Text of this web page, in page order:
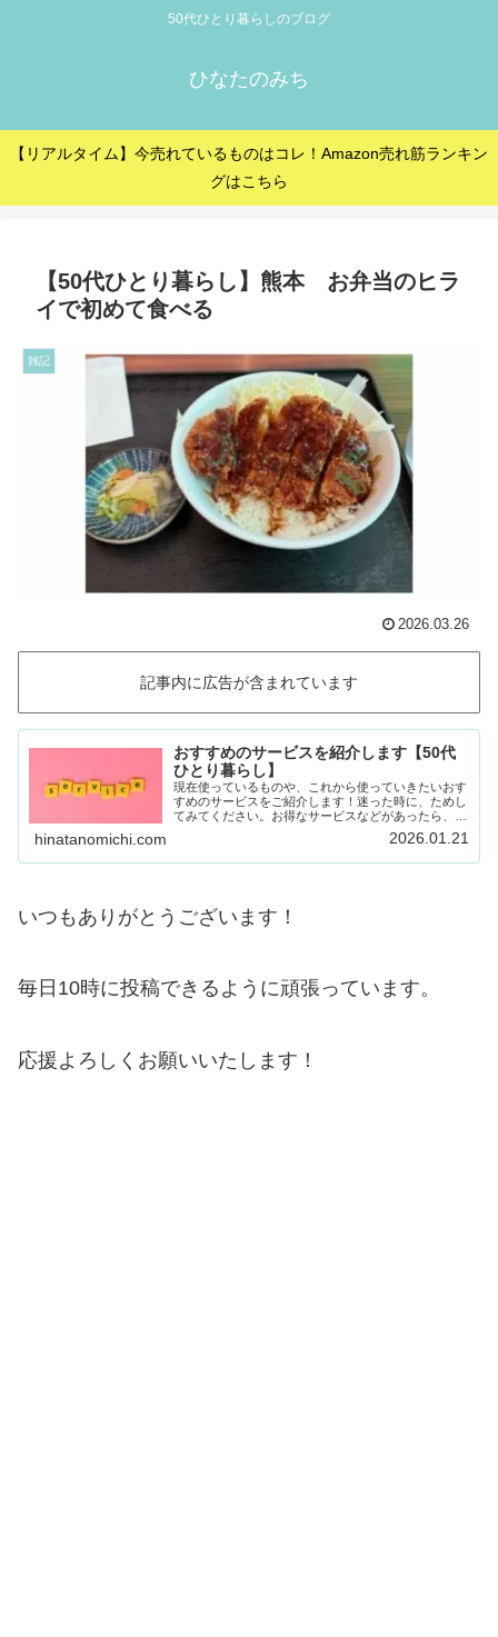
50代ひとり暮らしのブログ
ひなたのみち
【リアルタイム】今売れているものはコレ！Amazon売れ筋ランキン
グはこちら
【50代ひとり暮らし】熊本 お弁当のヒラ
イで初めて食べる
雑記
2026.03.26
記事内に広告が含まれています
おすすめのサービスを紹介します【50代
ひとり暮らし】
現在使っているものや、これから使っていきたいおす
すめのサービスをご紹介します！迷った時に、ためし
てみてください。お得なサービスなどがあったら、随
時載せていきます！Amazon prime (アマゾンプラ
イム) 30日間の無料体験ができます。…
hinatanomichi.com 2026.01.21
いつもありがとうございます！
毎日10時に投稿できるように頑張っています。
応援よろしくお願いいたします！